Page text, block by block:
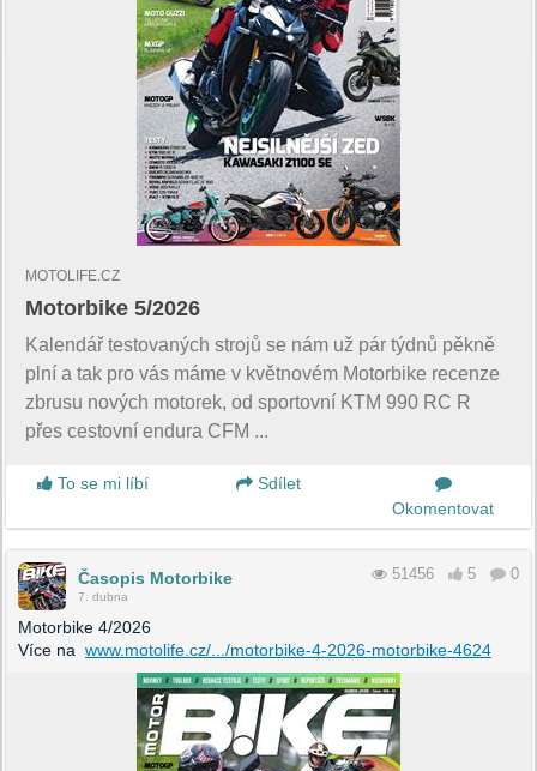
MOTOLIFE.CZ
Motorbike 5/2026
Kalendář testovaných strojů se nám už pár týdnů pěkně
plní a tak pro vás máme v květnovém Motorbike recenze
zbrusu nových motorek, od sportovní KTM 990 RC R
přes cestovní endura CFM ...
To se mi líbí
Sdílet
Okomentovat
Časopis Motorbike
7. dubna
51456 5 0
Motorbike 4/2026
Více na www.motolife.cz/.../motorbike-4-2026-motorbike-4624